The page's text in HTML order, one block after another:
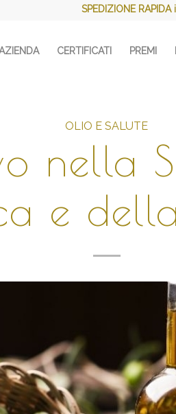
SPEDIZIONE
CERTIFICATI PREMI
OLIO E SALUTE
nella
e